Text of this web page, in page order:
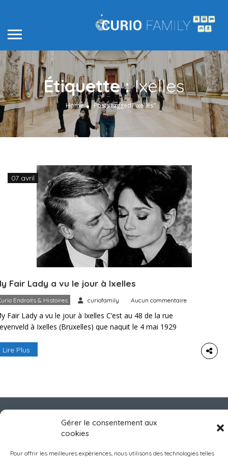
Gérer le consentement aux
cookies
Pour offrir les meilleures expériences, nous utilisons des technologies telles
Étiquette :Ixelles
Home Posts tagged "Ixelles"
07 avril
Fair Lady a vu le jour à Ixelles
Endroits & Histoires curiofamily Aucun commentaire
Fair Lady a vu le jour à Ixelles C’est au 48 de la rue
à Ixelles (Bruxelles) que naquit le 4 mai 1929
nom d’actrice: Audrey Hepburn, célèbre interprète de My
Lire Plus